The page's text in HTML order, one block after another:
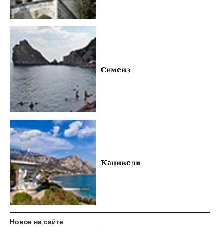
Симеиз
Кацивели
Новое на сайте